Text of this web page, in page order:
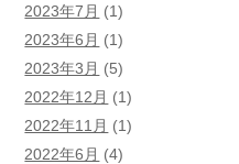
2023年7月 (1)
2023年6月 (1)
2023年3月 (5)
2022年12月 (1)
2022年11月 (1)
2022年6月 (4)